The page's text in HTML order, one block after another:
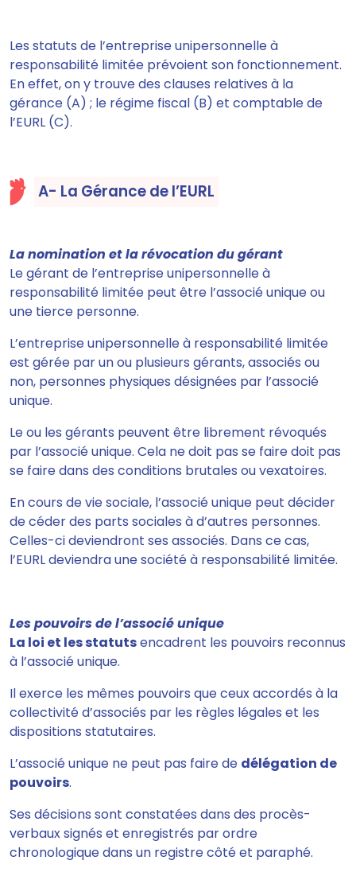
Les statuts de l’entreprise unipersonnelle à
responsabilité limitée prévoient son fonctionnement.
En effet, on y trouve des clauses relatives à la
gérance (A) ; le régime fiscal (B) et comptable de
l’EURL (C).
A- La Gérance de l’EURL
La nomination et la révocation du gérant
Le gérant de l’entreprise unipersonnelle à
responsabilité limitée peut être l’associé unique ou
une tierce personne.
L’entreprise unipersonnelle à responsabilité limitée
est gérée par un ou plusieurs gérants, associés ou
non, personnes physiques désignées par l’associé
unique.
Le ou les gérants peuvent être librement révoqués
par l’associé unique. Cela ne doit pas se faire doit pas
se faire dans des conditions brutales ou vexatoires.
En cours de vie sociale, l’associé unique peut décider
de céder des parts sociales à d’autres personnes.
Celles-ci deviendront ses associés. Dans ce cas,
l’EURL deviendra une société à responsabilité limitée.
Les pouvoirs de l’associé unique
La loi et les statutsencadrent les pouvoirs reconnus
à l’associé unique.
Il exerce les mêmes pouvoirs que ceux accordés à la
collectivité d’associés par les règles légales et les
dispositions statutaires.
L’associé unique ne peut pas faire de délégation de
pouvoirs.
Ses décisions sont constatées dans des procès-
verbaux signés et enregistrés par ordre
chronologique dans un registre côté et paraphé.